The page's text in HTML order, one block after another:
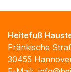
Heitefuß
Fränkische
30455